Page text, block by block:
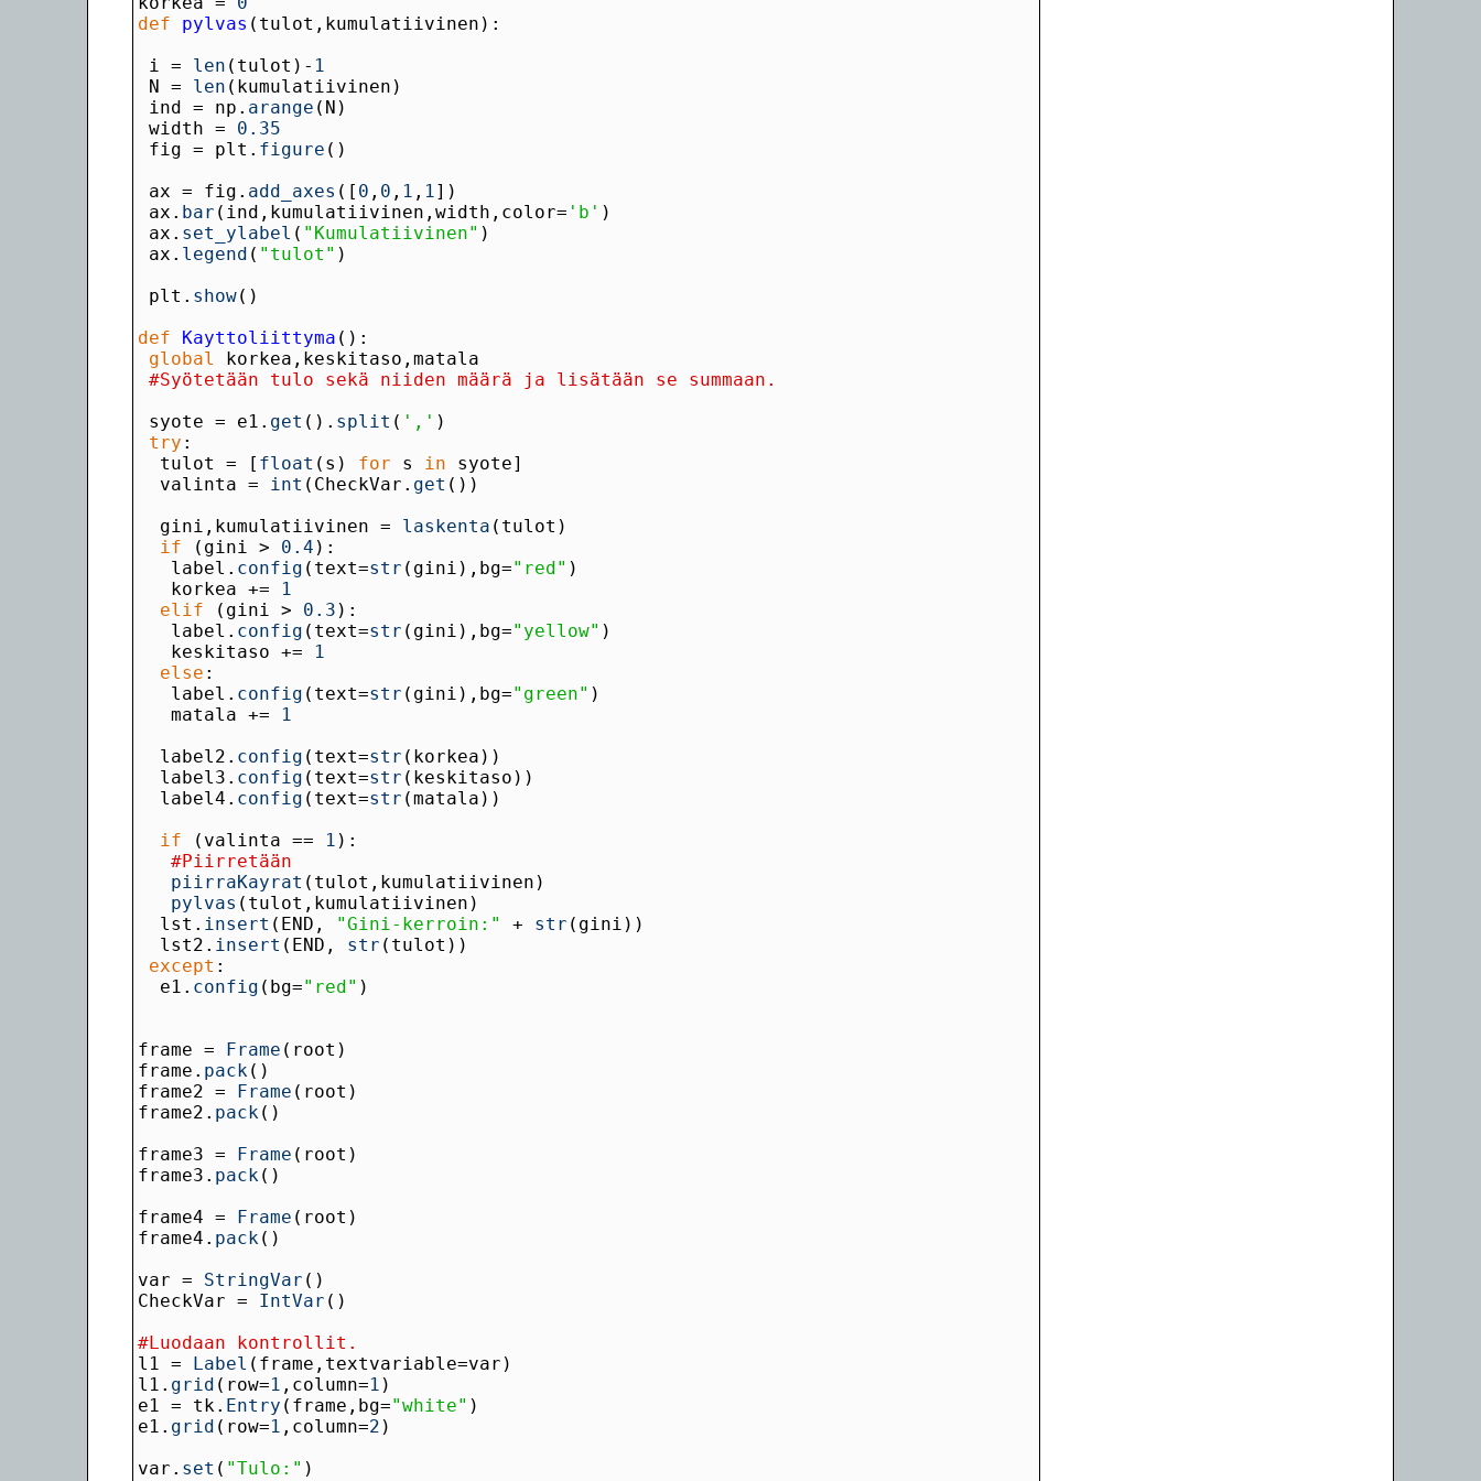
def pylvas
i = len (tulot)- 1
N = len
ind = np. arange
width = 0.35
fig = plt. figure
ax = fig. add_axes ([ 0 , 0 , 1 , 1
ax. bar (ind,kumulatiivinen,width,color= 'b'
ax. set_ylabel ( "Kumulatiivinen"
ax. legend ( "tulot"
plt. show
def Kayttoliittyma
global
#Syötetään tulo sekä niiden määrä ja lisätään se summaan.
syote = e1. get (). split ( ','
try
  tulot = [
float (s) for s in
  valinta =
int (CheckVar. get
  gini,kumulatiivinen =
laskenta
if (gini > 0.4
   label.
config (text=str (gini),bg="red"
   korkea +=
1
elif (gini > 0.3
   label.
config (text=str (gini),bg="yellow"
   keskitaso +=
1
else
   label.
config (text=str (gini),bg="green"
   matala +=
1
  label2.
config (text=str
  label3.
config (text=str
  label4.
config (text=str
if (valinta == 1
#Piirretään
piirraKayrat
pylvas
  lst.
insert (END, "Gini-kerroin:" + str
  lst2.
insert (END, str
except
  e1.
config (bg="red"
frame = Frame
frame. pack
frame2 = Frame
frame2. pack
frame3 = Frame
frame3. pack
frame4 = Frame
frame4. pack
var = StringVar
CheckVar = IntVar
#Luodaan kontrollit.
l1 = Label
l1. grid (row=1 ,column=1
e1 = tk. Entry (frame,bg="white"
e1. grid (row=1 ,column=2
var. set ( "Tulo:"